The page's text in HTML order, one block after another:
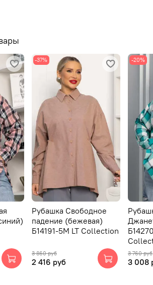
-37%
Рубашка Свободное
падение (бежевая)
Б14191-5М LT Collection
3 860 руб
2 416 руб
-20%
3 760 руб
3 008